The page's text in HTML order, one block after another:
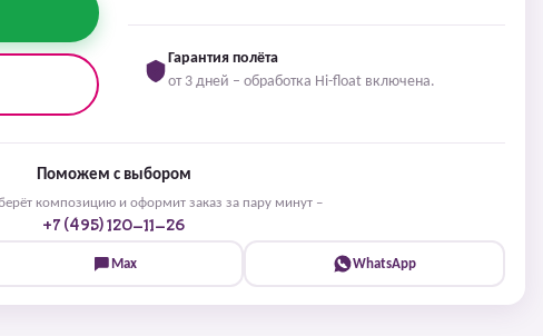
Гарантия полёта
от 3 дней – обработка Hi-float включена.
Поможем с выбором
композицию и оформит заказ за пару минут –
+7 (495) 120-11-26
Max WhatsApp